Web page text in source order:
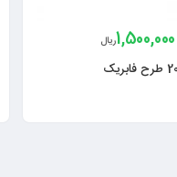
1,500,000ریال